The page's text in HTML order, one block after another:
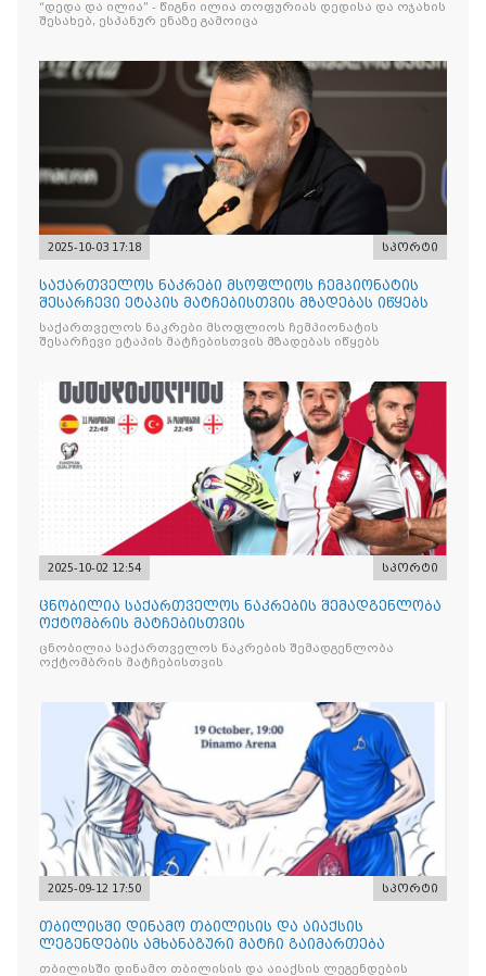
“დედა და ილია” - წიგნი ილია თოფურიას დედისა და ოჯახის
შესახებ, ესპანურ ენაზე გამოიცა
2025-10-03 17:18 სპორტი
საქართველოს ნაკრები მსოფლიოს ჩემპიონატის
შესარჩევი ეტაპის მატჩებისთვის მზადებას იწყებს
საქართველოს ნაკრები მსოფლიოს ჩემპიონატის
შესარჩევი ეტაპის მატჩებისთვის მზადებას იწყებს
2025-10-02 12:54 სპორტი
ცნობილია საქართველოს ნაკრების შემადგენლობა
ოქტომბრის მატჩებისთვის
ცნობილია საქართველოს ნაკრების შემადგენლობა
ოქტომბრის მატჩებისთვის
2025-09-12 17:50 სპორტი
თბილისში დინამო თბილისის და აიაქსის
ლეგენდების ამხანაგური მატჩი გაიმართება
თბილისში დინამო თბილისის და აიაქსის ლეგენდების